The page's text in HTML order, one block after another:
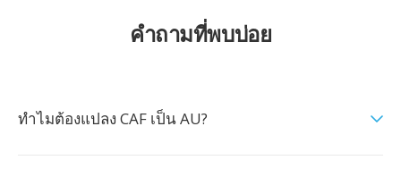
คำถามที่พบบ่อย
ทำไมต้องแปลง CAF เป็น AU?